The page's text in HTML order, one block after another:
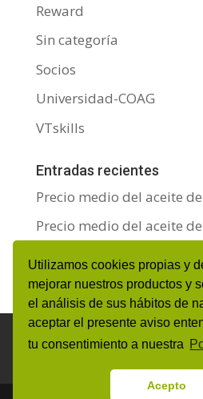
Utilizamos cookies propias y
mejorar nuestros productos y
el análisis de sus hábitos de
aceptar el presente aviso
tu consentimiento a nuestra
Acepto
Reward
Sin categoría
Socios
Universidad-COAG
VTskills
Entradas recientes
Precio medio del aceite
Precio medio del aceite
Aviso Legal y Protección de